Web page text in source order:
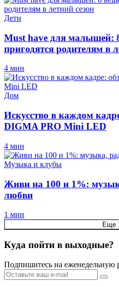
Дети
Must have для малышей:
пригодятся родителям в
4 мин
Дом
Искусство в каждом
DIGMA PRO Mini LED
4 мин
Музыка и клубы
Живи на 100 и 1%:
любви
1 мин
Еще
Куда пойти в выходные?
Подпишитесь на еженедельную